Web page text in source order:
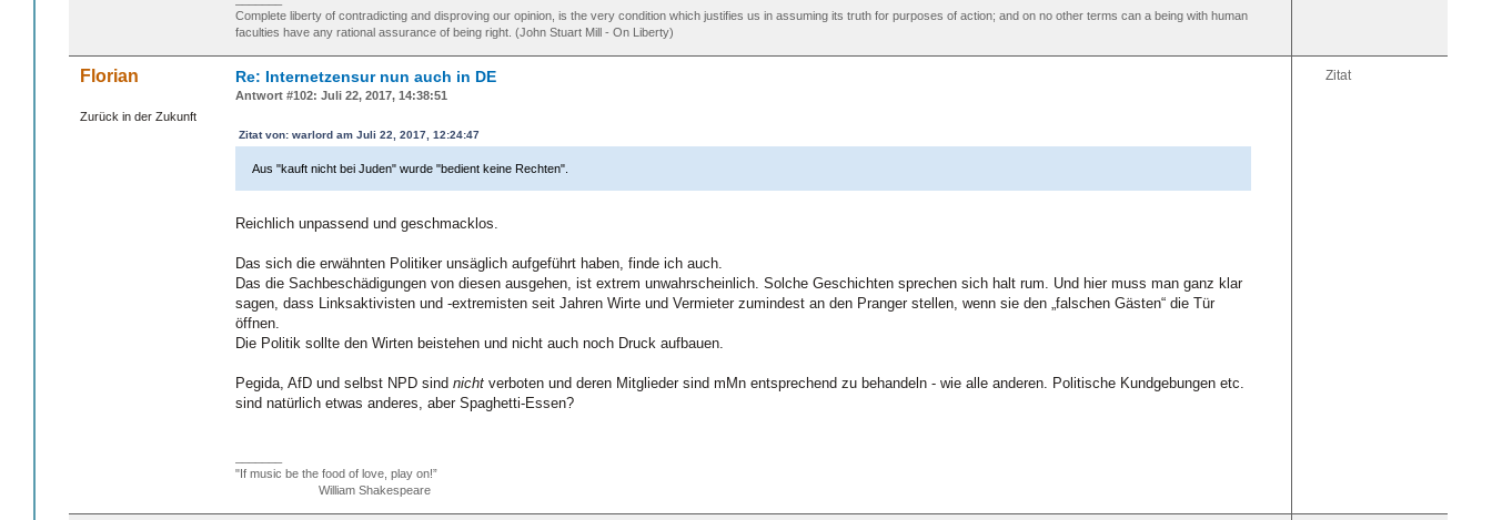
Complete liberty of contradicting and disproving our opinion, is the very condition which justifies us in assuming its truth for purposes of action; and on no other terms can a being with human
faculties have any rational assurance of being right. (John Stuart Mill - On Liberty)
Florian
Zurück in der Zukunft
Zitat
Re: Internetzensur nun auch in DE
Antwort #102: Juli 22, 2017, 14:38:51
Zitat von: warlord am Juli 22, 2017, 12:24:47
Aus "kauft nicht bei Juden" wurde "bedient keine Rechten".
Reichlich unpassend und geschmacklos.
Das sich die erwähnten Politiker unsäglich aufgeführt haben, finde ich auch.
Das die Sachbeschädigungen von diesen ausgehen, ist extrem unwahrscheinlich. Solche Geschichten sprechen sich halt rum. Und hier muss man ganz klar
sagen, dass Linksaktivisten und -extremisten seit Jahren Wirte und Vermieter zumindest an den Pranger stellen, wenn sie den „falschen Gästen“ die Tür
öffnen.
Die Politik sollte den Wirten beistehen und nicht auch noch Druck aufbauen.
Pegida, AfD und selbst NPD sind nicht verboten und deren Mitglieder sind mMn entsprechend zu behandeln - wie alle anderen. Politische Kundgebungen etc.
sind natürlich etwas anderes, aber Spaghetti-Essen?
"If music be the food of love, play on!”
William Shakespeare